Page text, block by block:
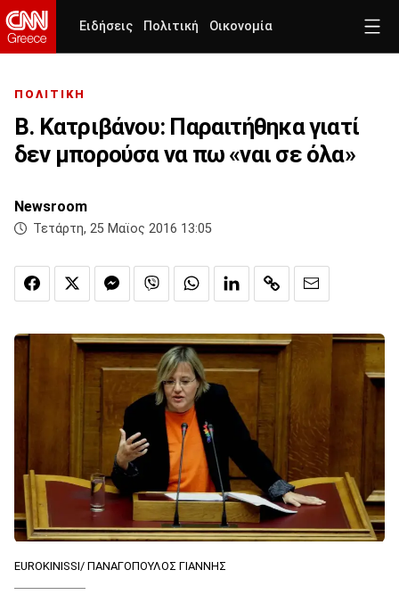
Ειδήσεις Πολιτική Οικονομία
ΠΟΛΙΤΙΚΗ
Β. Κατριβάνου: Παραιτήθηκα γιατί
δεν μπορούσα να πω «ναι σε όλα»
Newsroom
Τετάρτη, 25 Μαϊος 2016 13:05
EUROKINISSI/ ΠΑΝΑΓΟΠΟΥΛΟΣ ΓΙΑΝΝΗΣ